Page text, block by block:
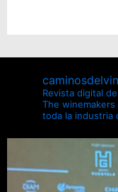
Revista digital
The
toda la industria